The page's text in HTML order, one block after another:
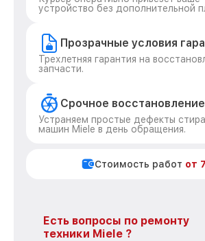
устройство без дополнительной
Прозрачные условия
Трехлетняя гарантия на
запчасти.
Срочное восстановление
Устраняем простые дефекты
машин Miele в день обращения.
Стоимость работ от
Есть вопросы по ремонту
техники Miele ?